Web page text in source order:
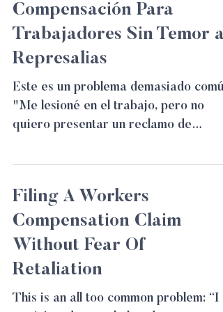
Compensación Para
Trabajadores Sin Temor a
Represalias
Este es un problema demasiado
"Me lesioné en el trabajo, pero no
quiero presentar un reclamo de
Filing A Workers
Compensation Claim
Without Fear Of
Retaliation
This is an all too common problem: “I